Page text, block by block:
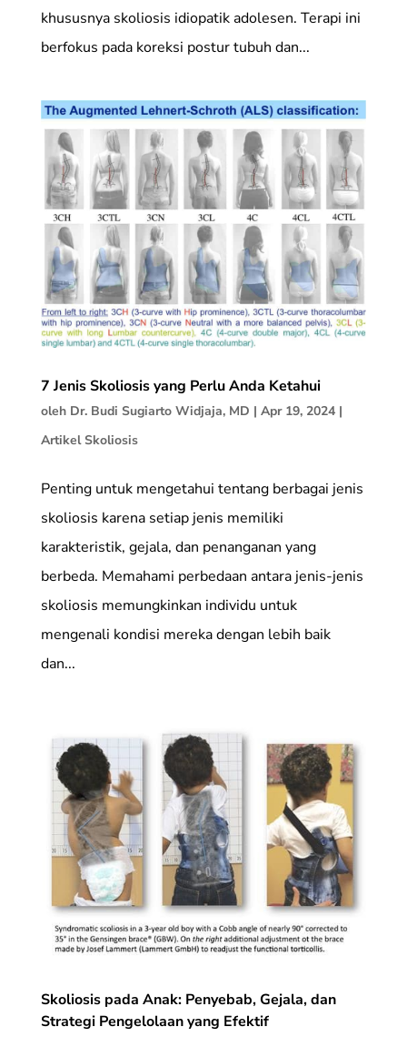
khususnya skoliosis idiopatik adolesen. Terapi ini
berfokus pada koreksi postur tubuh dan...
7 Jenis Skoliosis yang Perlu Anda Ketahui
oleh Dr. Budi Sugiarto Widjaja, MD | Apr 19, 2024|
Artikel Skoliosis
Penting untuk mengetahui tentang berbagai jenis
skoliosis karena setiap jenis memiliki
karakteristik, gejala, dan penanganan yang
berbeda. Memahami perbedaan antara jenis-jenis
skoliosis memungkinkan individu untuk
mengenali kondisi mereka dengan lebih baik
dan...
Skoliosis pada Anak: Penyebab, Gejala, dan
Strategi Pengelolaan yang Efektif